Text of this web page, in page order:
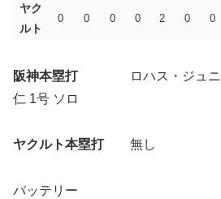
ヤク
ルト
0 0 0 0 2 0 0
阪神本塁打ロハス・ジュニア
仁 1号 ソロ
ヤクルト本塁打 無し
バッテリー